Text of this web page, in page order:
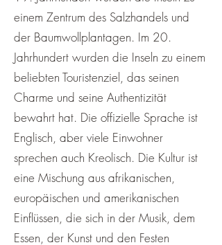
einem Zentrum des Salzhandels und
der Baumwollplantagen. Im 20.
Jahrhundert wurden die Inseln zu einem
beliebten Touristenziel, das seinen
Charme und seine Authentizität
bewahrt hat. Die offizielle Sprache ist
Englisch, aber viele Einwohner
sprechen auch Kreolisch. Die Kultur ist
eine Mischung aus afrikanischen,
europäischen und amerikanischen
Einflüssen, die sich in der Musik, dem
Essen, der Kunst und den Festen